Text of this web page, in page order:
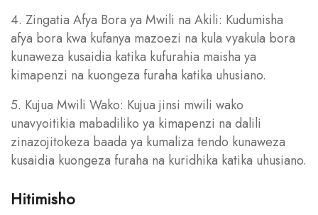
4. Zingatia Afya Bora ya Mwili na Akili: Kudumisha
afya bora kwa kufanya mazoezi na kula vyakula bora
kunaweza kusaidia katika kufurahia maisha ya
kimapenzi na kuongeza furaha katika uhusiano.
5. Kujua Mwili Wako: Kujua jinsi mwili wako
unavyoitikia mabadiliko ya kimapenzi na dalili
zinazojitokeza baada ya kumaliza tendo kunaweza
kusaidia kuongeza furaha na kuridhika katika uhusiano.
Hitimisho